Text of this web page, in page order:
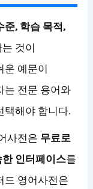
준, 학습 목적,
것이
운 예문이
는 전문 용어와
택해야 합니다.
사전은 무료로
인터페이스를
드 영어사전은